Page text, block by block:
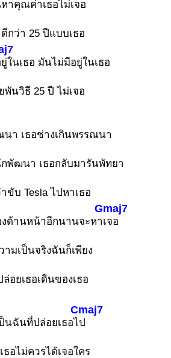
าคุณค่าเธอไม่เจอ
กว่า 25 ปีแบบเธอ
ในเธอ มันไม่มีอยู่ในเธอ
พันวิธี 25 ปี ไม่เจอ
า เธอช่างเกินพรรณนา
กพัฒนา เธอกลับมารันพัทยา
ขับ Tesla ไปหาเธอ
งด้านหน้าอีกนานจะหา
Gmaj7
เจอ
ามเป็นจริงฉันก็เพียง
อยเธอเดินของเธอ
นฉันที่ปล่อยเธอไ
Cmaj7
ป
ธอไม่ควรได้เจอใคร